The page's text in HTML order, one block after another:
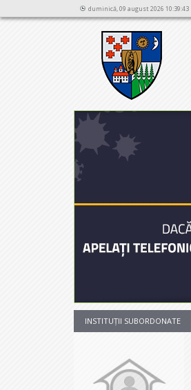
duminică, 09 august 2026 10:39:43
INSTITUȚII SUBORDONATE